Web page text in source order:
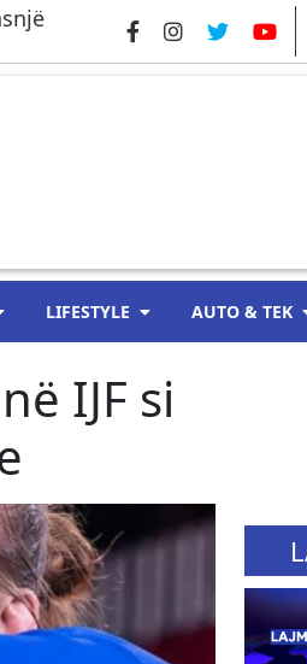
LIFESTYLE AUTO & TEK
IJF si